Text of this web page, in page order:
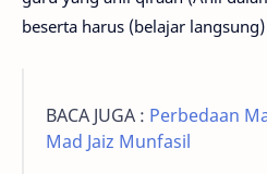
beserta harus (belajar
BACA JUGA : Perbedaan
Mad Jaiz Munfasil